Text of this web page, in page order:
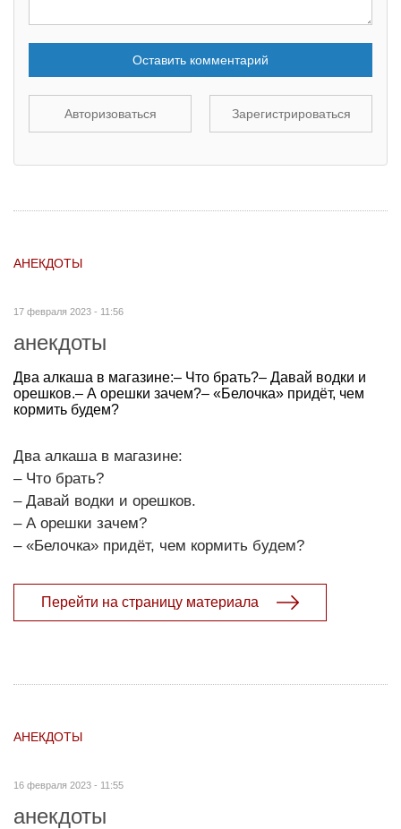
Оставить комментарий
Авторизоваться Зарегистрироваться
АНЕКДОТЫ
17 февраля 2023 - 11:56
анекдоты
Два алкаша в магазине:– Что брать?– Давай водки и
орешков.– А орешки зачем?– «Белочка» придёт, чем
кормить будем?
Два алкаша в магазине:
– Что брать?
– Давай водки и орешков.
– А орешки зачем?
– «Белочка» придёт, чем кормить будем?
Перейти на страницу материала
АНЕКДОТЫ
16 февраля 2023 - 11:55
анекдоты